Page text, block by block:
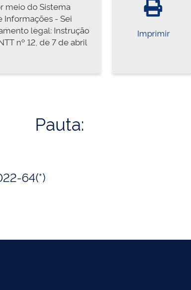
meio do Sistema
Informações - Sei
legal: Instrução
nº 12, de 7 de abril
Imprimir
Pauta:
64(*)